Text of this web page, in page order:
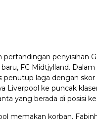
pertandingan penyisihan
FC Midtjylland. Dalam
penutup laga dengan skor
Liverpool ke puncak
yang berada di posisi
memakan korban.